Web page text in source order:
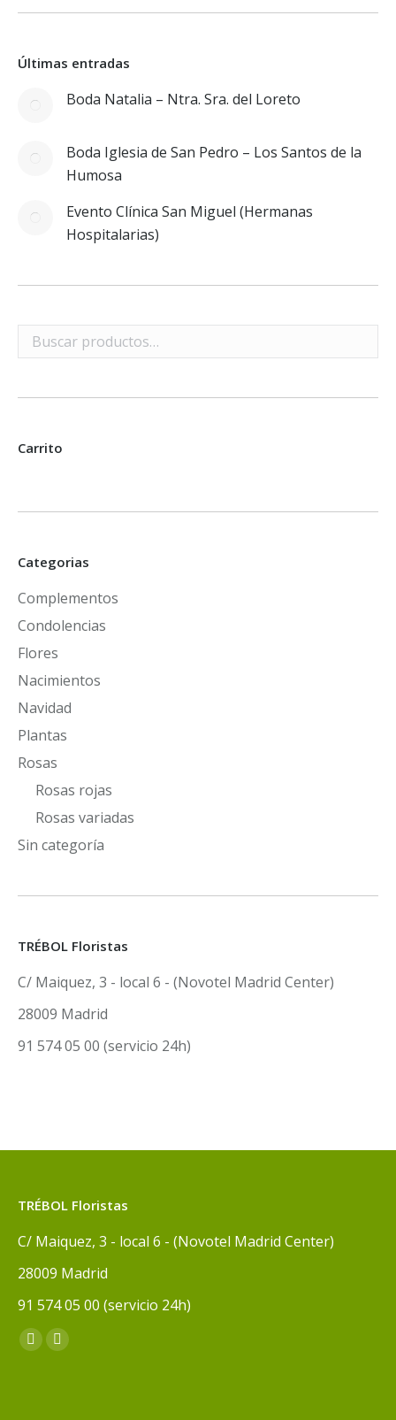
Últimas entradas
Boda Natalia – Ntra. Sra. del Loreto
Boda Iglesia de San Pedro – Los Santos de la
Humosa
Evento Clínica San Miguel (Hermanas
Hospitalarias)
Carrito
Categorias
Complementos
Condolencias
Flores
Nacimientos
Navidad
Plantas
Rosas
Rosas rojas
Rosas variadas
Sin categoría
TRÉBOL Floristas
C/ Maiquez, 3 - local 6 - (Novotel Madrid Center)
28009 Madrid
91 574 05 00 (servicio 24h)
TRÉBOL Floristas
C/ Maiquez, 3 - local 6 - (Novotel Madrid Center)
28009 Madrid
91 574 05 00 (servicio 24h)
Encuéntranos en:
FacebookInstagram